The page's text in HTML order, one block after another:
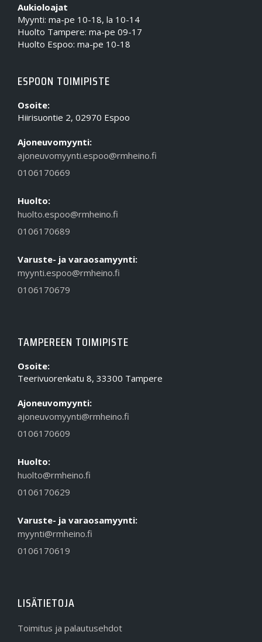
Aukioloajat
Myynti: ma-pe 10-18, la 10-14
Huolto Tampere: ma-pe 09-17
Huolto Espoo: ma-pe 10-18
ESPOON TOIMIPISTE
Osoite:
Hiirisuontie 2, 02970 Espoo
Ajoneuvomyynti:
ajoneuvomyynti.espoo@rmheino.fi
0106170669
Huolto:
huolto.espoo@rmheino.fi
0106170689
Varuste- ja varaosamyynti:
myynti.espoo@rmheino.fi
0106170679
TAMPEREEN TOIMIPISTE
Osoite:
Teerivuorenkatu 8, 33300 Tampere
Ajoneuvomyynti:
ajoneuvomyynti@rmheino.fi
0106170609
Huolto:
huolto@rmheino.fi
0106170629
Varuste- ja varaosamyynti:
myynti@rmheino.fi
0106170619
LISÄTIETOJA
Toimitus ja palautusehdot